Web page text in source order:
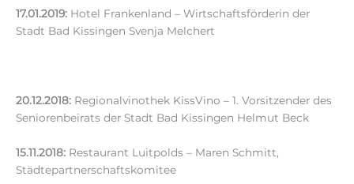
17.01.2019: Hotel Frankenland – Wirtschaftsförderin der
Stadt Bad Kissingen Svenja Melchert
20.12.2018: Regionalvinothek KissVino – 1. Vorsitzender des
Seniorenbeirats der Stadt Bad Kissingen Helmut Beck
15.11.2018: Restaurant Luitpolds – Maren Schmitt,
Städtepartnerschaftskomitee